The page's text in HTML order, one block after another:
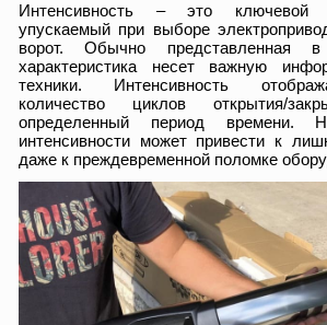
Интенсивность – это ключевой
упускаемый при выборе
ворот. Обычно представленная
характеристика несет важную
техники. Интенсивность
количество циклов открытия/
определенный период времени.
интенсивности может привести к
даже к преждевременной поломке